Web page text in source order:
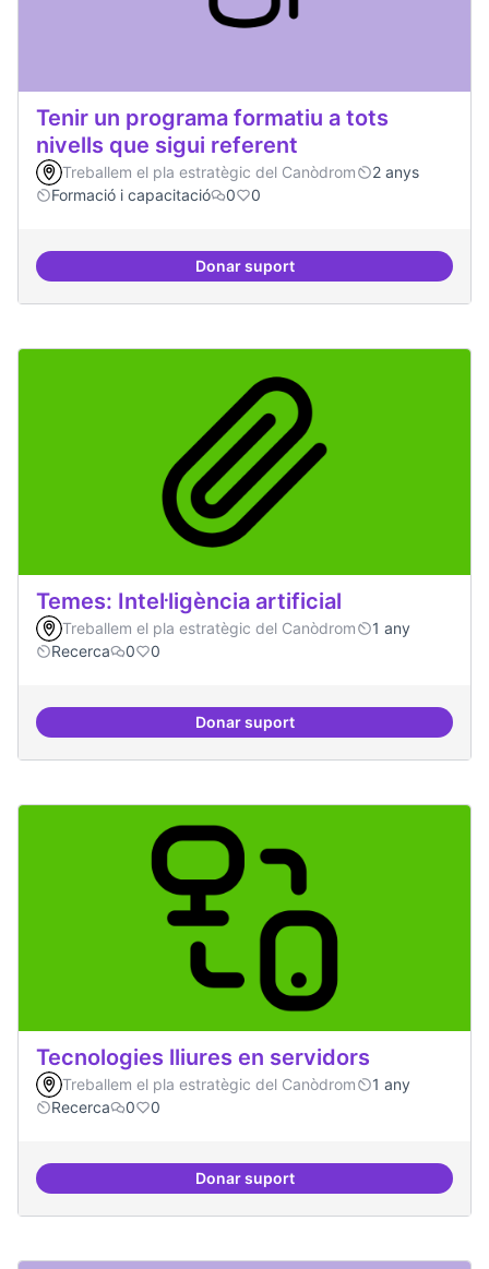
Tenir un programa formatiu a tots
nivells que sigui referent
Treballem el pla estratègic del Canòdrom
2 anys
Formació i capacitació
0 0
Donar suportTenir un programa formatiu a
Temes: Intel·ligència artificial
Treballem el pla estratègic del Canòdrom
1 any
Recerca
0 0
Donar suportTemes: Intel·ligència artificial
Tecnologies lliures en servidors
Treballem el pla estratègic del Canòdrom
1 any
Recerca
0 0
Donar suportTecnologies lliures en servidors